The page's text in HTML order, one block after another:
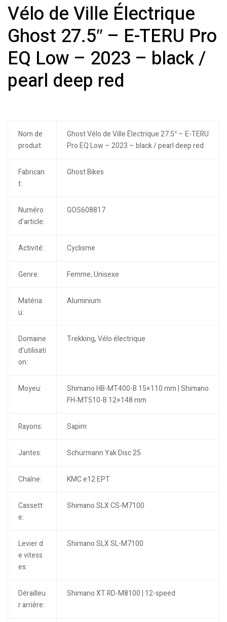
Vélo de Ville Électrique
Ghost 27.5″ – E-TERU Pro
EQ Low – 2023 – black /
pearl deep red
Nom de
produit:
Ghost Vélo de Ville Électrique 27.5″ – E-TERU
Pro EQ Low – 2023 – black / pearl deep red
Fabrican
t:
Ghost Bikes
Numéro
d’article:
GOS608817
Activité: Cyclisme
Genre: Femme, Unisexe
Matéria
u:
Aluminium
Domaine
d’utilisati
on:
Trekking, Vélo électrique
Moyeu:
Shimano HB-MT400-B 15×110 mm | Shimano
FH-MT510-B 12×148 mm
Rayons: Sapim
Jantes: Schürmann Yak Disc 25
Chaîne: KMC e12 EPT
Cassett
e:
Shimano SLX CS-M7100
Levier d
e vitess
es:
Shimano SLX SL-M7100
Dérailleu
r arrière:
Shimano XT RD-M8100 | 12-speed